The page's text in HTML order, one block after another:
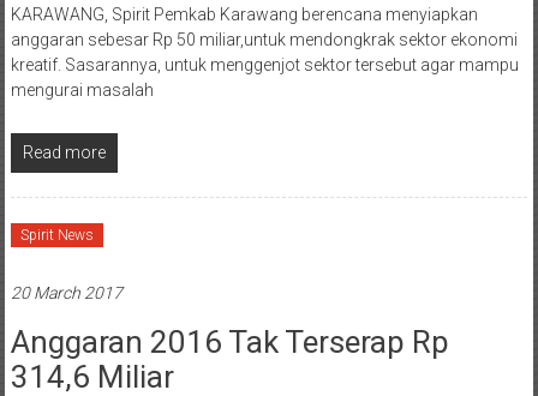
KARAWANG, Spirit Pemkab Karawang berencana menyiapkan
anggaran sebesar Rp 50 miliar,untuk mendongkrak sektor ekonomi
kreatif. Sasarannya, untuk menggenjot sektor tersebut agar mampu
mengurai masalah
Read more
Spirit News
20 March 2017
Anggaran 2016 Tak Terserap Rp
314,6 Miliar